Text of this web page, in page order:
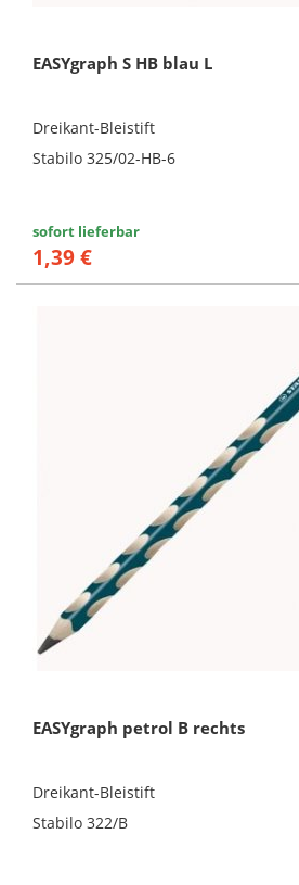
EASYgraph S HB blau L
Dreikant-Bleistift
Stabilo 325/02-HB-6
sofort lieferbar
1,39 €
EASYgraph petrol B rechts
Dreikant-Bleistift
Stabilo 322/B